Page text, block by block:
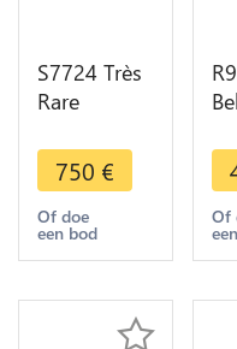
S7724 Très
Rare
Centimes
Léopold II
1898 PCGS
MS67 -
offer
750 €
Of doe
een bod
->
Of